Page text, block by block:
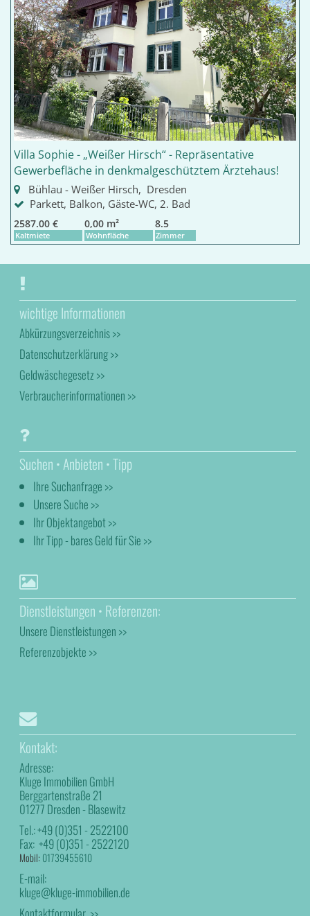
Villa Sophie - „Weißer Hirsch“ - Repräsentative
Gewerbefläche in denkmalgeschütztem Ärztehaus!
Bühlau - Weißer Hirsch, Dresden
Parkett, Balkon, Gäste-WC, 2. Bad
2587.00 €
Kaltmiete
0,00 m²
Wohnfläche
8.5
Zimmer
wichtige Informationen
Abkürzungsverzeichnis >>
Datenschutzerklärung >>
Geldwäschegesetz >>
Verbraucherinformationen >>
Suchen • Anbieten • Tipp
Ihre Suchanfrage >>
Unsere Suche >>
Ihr Objektangebot >>
Ihr Tipp - bares Geld für Sie >>
Dienstleistungen • Referenzen:
Unsere Dienstleistungen >>
Referenzobjekte >>
Kontakt:
Adresse:
Kluge Immobilien GmbH
Berggartenstraße 21
01277 Dresden - Blasewitz
Tel.:+49 (0)351 - 2522100
Fax:+49 (0)351 - 2522120
Mobil: 01739455610
E-mail:
kluge@kluge-immobilien.de